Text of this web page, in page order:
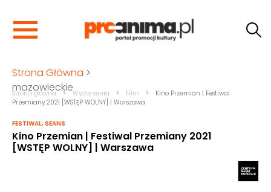
Strona Główna >
mazowieckie
Strona główna > Wydarzenia > Film >
Kino Przemian | Festiwal
Przemiany 2021 [WSTĘP WOLNY] | Warszawa
FESTIWAL, SEANS
Kino Przemian | Festiwal Przemiany 2021
[WSTĘP WOLNY] | Warszawa